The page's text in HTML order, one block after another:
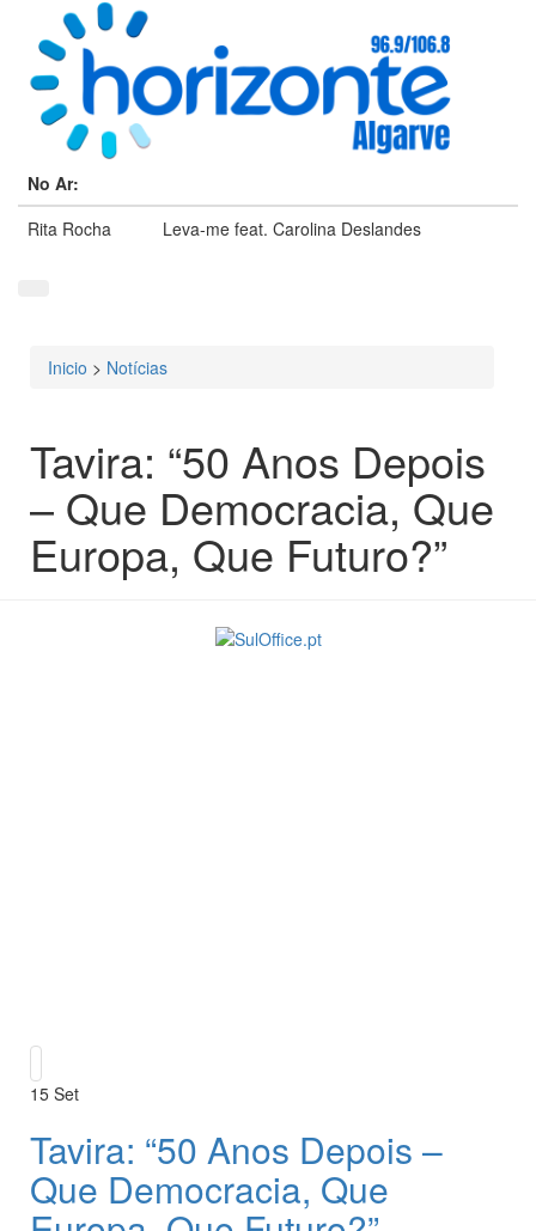
No Ar:
Rita Rocha
Leva-me feat. Carolina Deslandes
Está aqui
Inicio > Notícias
Tavira: “50 Anos Depois
– Que Democracia, Que
Europa, Que Futuro?”
15 Set
Tavira: “50 Anos Depois –
Que Democracia, Que